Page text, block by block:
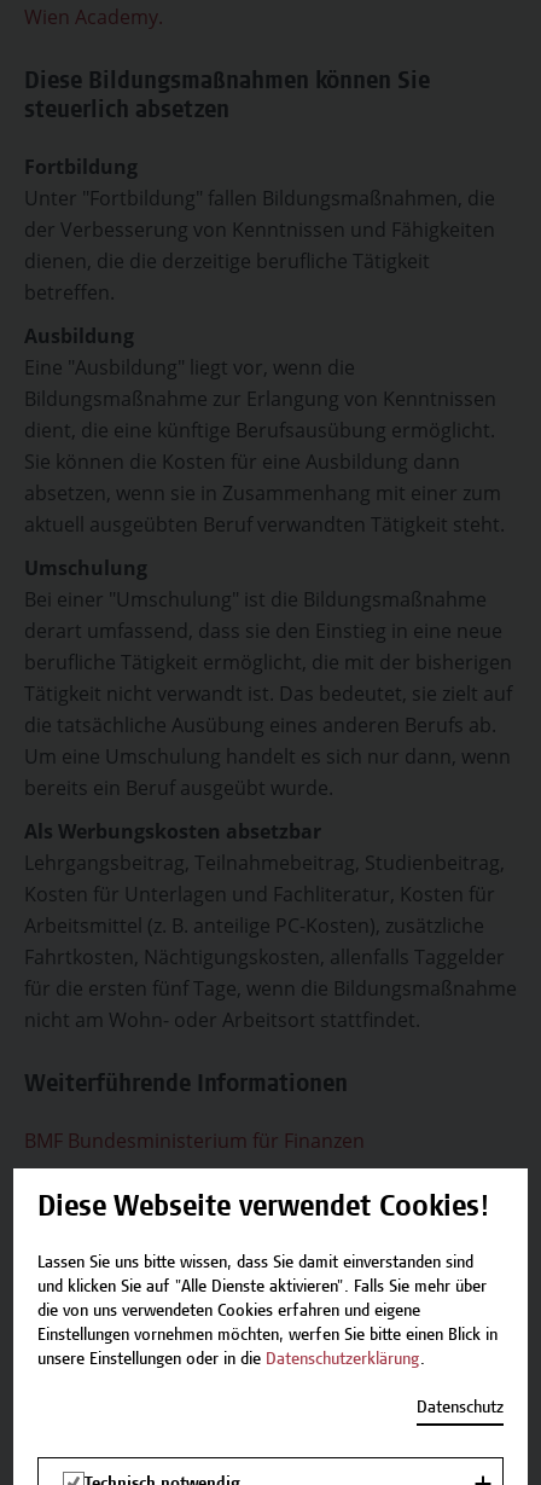
Wien Academy.
Diese Bildungsmaßnahmen können Sie
steuerlich absetzen
Fortbildung
Unter "Fortbildung" fallen Bildungsmaßnahmen, die
der Verbesserung von Kenntnissen und Fähigkeiten
dienen, die die derzeitige berufliche Tätigkeit
betreffen.
Ausbildung
Eine "Ausbildung" liegt vor, wenn die
Bildungsmaßnahme zur Erlangung von Kenntnissen
dient, die eine künftige Berufsausübung ermöglicht.
Sie können die Kosten für eine Ausbildung dann
absetzen, wenn sie in Zusammenhang mit einer zum
aktuell ausgeübten Beruf verwandten Tätigkeit steht.
Umschulung
Bei einer "Umschulung" ist die Bildungsmaßnahme
derart umfassend, dass sie den Einstieg in eine neue
berufliche Tätigkeit ermöglicht, die mit der bisherigen
Tätigkeit nicht verwandt ist. Das bedeutet, sie zielt auf
die tatsächliche Ausübung eines anderen Berufs ab.
Um eine Umschulung handelt es sich nur dann, wenn
bereits ein Beruf ausgeübt wurde.
Als Werbungskosten absetzbar
Lehrgangsbeitrag, Teilnahmebeitrag, Studienbeitrag,
Kosten für Unterlagen und Fachliteratur, Kosten für
Arbeitsmittel (z. B. anteilige PC-Kosten), zusätzliche
Fahrtkosten, Nächtigungskosten, allenfalls Taggelder
für die ersten fünf Tage, wenn die Bildungsmaßnahme
nicht am Wohn- oder Arbeitsort stattfindet.
Weiterführende Informationen
BMF Bundesministerium für Finanzen
Absolvent*innen, Student*innen der
Absolvent*innen und Student*innen der Hochschule
Campus Wien erhalten bis zu 20% Preisreduktion auf
unsere Weiterbildungsangebote.
Club Campus Wien Academy, Campusnetzwerk
Diese Webseite verwendet Cookies!
Lassen Sie uns bitte wissen, dass Sie damit einverstanden sind
und klicken Sie auf "Alle Dienste aktivieren". Falls Sie mehr über
die von uns verwendeten Cookies erfahren und eigene
Einstellungen vornehmen möchten, werfen Sie bitte einen Blick in
unsere Einstellungen oder in die Datenschutzerklärung.
Datenschutz